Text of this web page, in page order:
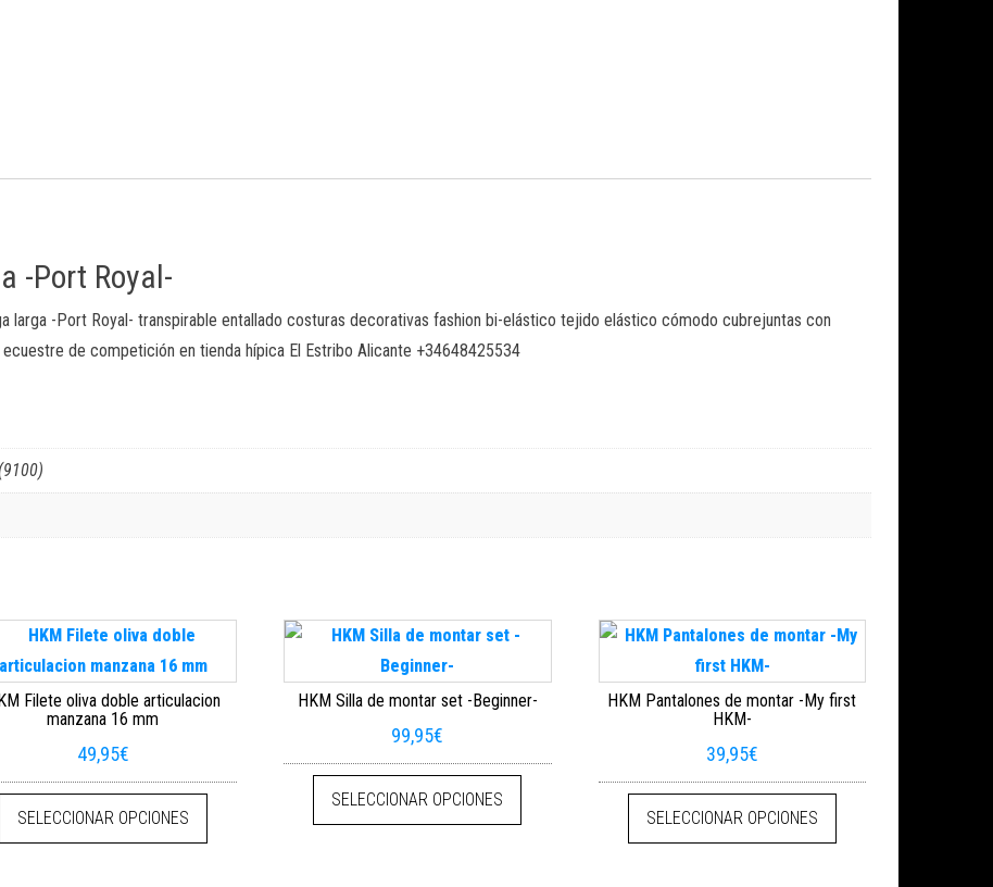
-Port Royal-
larga -Port Royal- transpirable entallado costuras decorativas fashion bi-elástico tejido elástico cómodo cubrejuntas con
de competición en tienda hípica El Estribo Alicante +34648425534
múltiples variantes. Las opciones se pueden elegir en la página de producto
Filete oliva doble articulacion
manzana 16 mm
49,95€
SELECCIONAR OPCIONES
Este producto tiene múltiples variantes. Las opciones se pueden elegir en la página de producto
HKM Silla de montar set -Beginner-
99,95€
SELECCIONAR OPCIONES
Este producto tiene múltiples variantes. Las opciones se pueden
HKM Pantalones de montar -My first
HKM-
39,95€
SELECCIONAR OPCIONES
Este producto tiene